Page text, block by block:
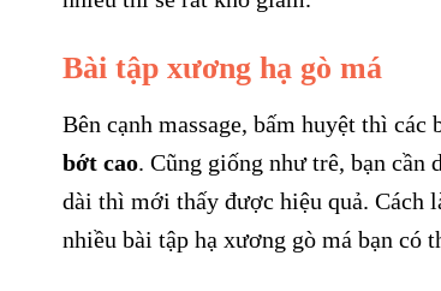
Bài tập xương hạ gò má
Bên cạnh massage, bấm huyệt thì
bớt cao. Cũng giống như trê, bạn
dài thì mới thấy được hiệu quả. Cách
nhiều bài tập hạ xương gò má bạn có